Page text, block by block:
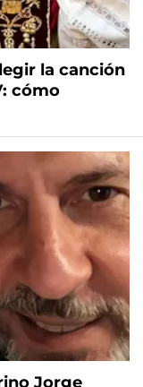
la canción
cómo
Jorge